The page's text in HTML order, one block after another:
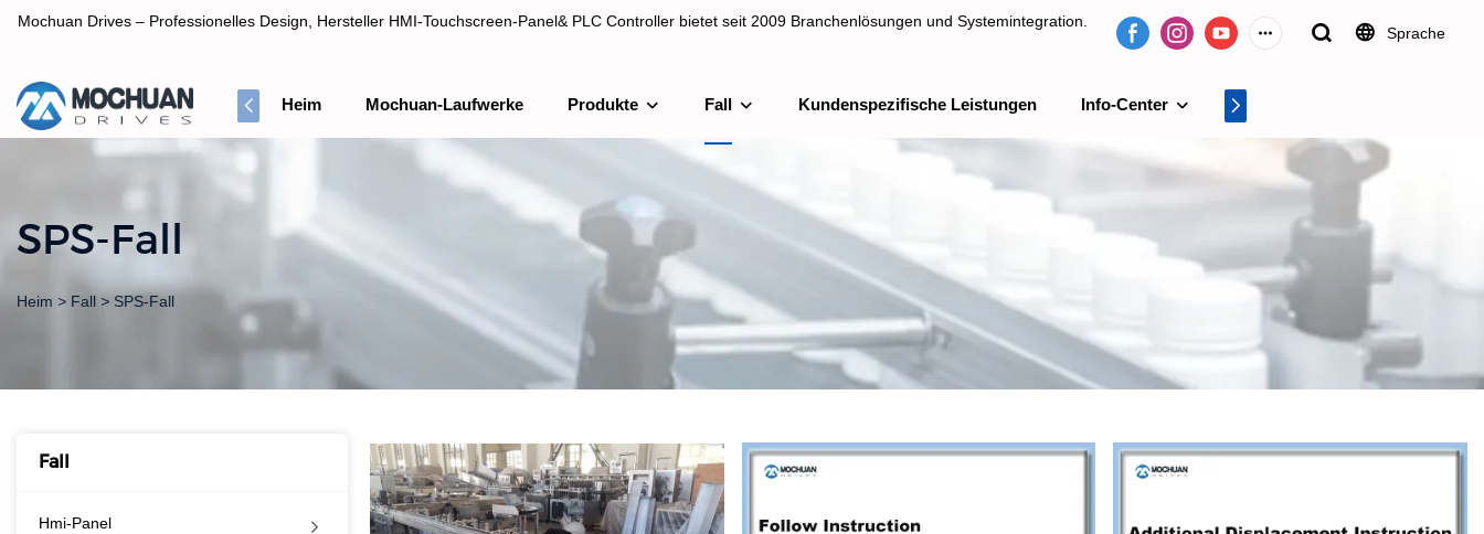
Mochuan Drives – Professionelles Design, Hersteller HMI-Touchscreen-Panel& PLC Controller bietet seit 2009 Branchenlösungen und Systemintegration.
Professionelles Design, Hersteller HMI-Touchscreen-Panel& PLC Controller bietet seit 2009 Branchenlösungen und Systemintegration.
Sprache
Heim Mochuan-Laufwerke Produkte Fall Kundenspezifische Leistungen Info-Center Videocenter
SPS-Fall
Heim > Fall > SPS-Fall
Fall
Hmi-Panel